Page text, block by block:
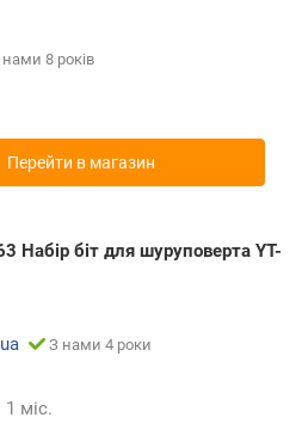
8 років
Перейти в магазин
Набір біт для шуруповерта YT-
З нами 4 роки
1 міс.